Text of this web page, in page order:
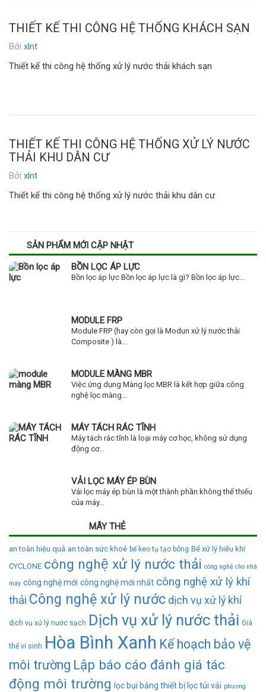
THIẾT KẾ THI CÔNG HỆ THỐNG KHÁCH SẠN
Bởi xlnt
Thiết kế thi công hệ thống xử lý nước thải khách sạn
THIẾT KẾ THI CÔNG HỆ THỐNG XỬ LÝ NƯỚC
THẢI KHU DÂN CƯ
Bởi xlnt
Thiết kế thi công hệ thống xử lý nước thải khu dân cư
SẢN PHẨM MỚI CẬP NHẬT
BỒN LỌC ÁP LỰC
Bồn lọc áp lực Bồn lọc áp lực là gì? Bồn lọc áp lực...
MODULE FRP
Module FRP (hay còn gọi là Modun xử lý nước thải
Composite ) là...
MODULE MÀNG MBR
Việc ứng dụng Màng lọc MBR là kết hợp giữa công
nghệ lọc màng...
MÁY TÁCH RÁC TĨNH
Máy tách rác tĩnh là loại máy cơ học, không sử dụng
động cơ...
VẢI LỌC MÁY ÉP BÙN
Vải lọc máy ép bùn là một thành phần không thể thiếu
của máy...
MÂY THẺ
an toàn hiệu quả an toàn sức khoẻ bể keo tụ tạo bông Bể xử lý hiếu khí
CYCLONE công nghệ xử lý nước thải công nghệ cho nhà
máy công nghệ mới công nghệ mới nhất công nghệ xử lý khí
thải Công nghệ xử lý nước dịch vụ xử lý khí
dịch vụ xử lý nước sạch Dịch vụ xử lý nước thải Giá
thể vi sinh Hòa Bình Xanh Kế hoạch bảo vệ
môi trường Lập báo cáo đánh giá tác
động môi trường lọc bụi bằng thiết bị lọc túi vải phương